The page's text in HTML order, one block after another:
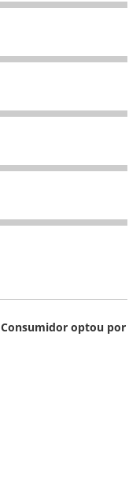
Consumidor optou por